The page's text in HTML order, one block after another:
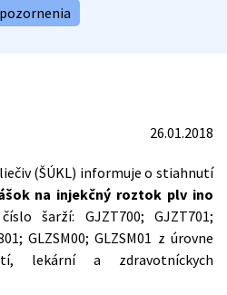
26.01.2018
(ŠÚKL) informuje o stiahnutí
na injekčný roztok plv ino
číslo šarží: GJZT700; GJZT701;
GLZSM00; GLZSM01 z úrovne
lekární a zdravotníckych